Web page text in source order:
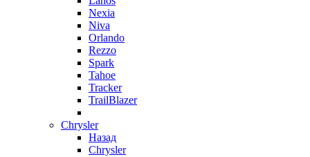
Nexia
Niva
Orlando
Rezzo
Spark
Tahoe
Tracker
TrailBlazer
Chrysler
Назад
Chrysler